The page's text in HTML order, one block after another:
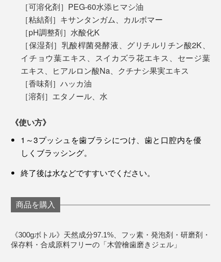
歯磨き後に余計な後味が残ることもなく、すぐにお茶や
コーヒーを飲んでも味が変わりません。
歯磨き剤としては価格がお高めですが、歯と口内の健康
を考えれば、投資価値は絶大。もう、普通の歯磨き粉に
は戻りたくたい！
［可溶化剤］PEG-60水添ヒマシ油
［粘結剤］キサンタンガム、カルボマー
［pH調整剤］水酸化K
［保湿剤］乳酸桿菌発酵液、グリチルリチン酸2K、
イチョウ葉エキス、スイカズラ花エキス、セージ葉
エキス、ヒアルロン酸Na、クチナシ果実エキス
［香味剤］ハッカ油
［溶剤］エタノール、水
《使い方》
1～3プッシュを歯ブラシにつけ、歯と口腔内を優
しくブラッシング。
終了後は水などですすいでください。
商品を購入
《300gボトル》天然成分97.1%、フッ素・発泡剤・研磨剤・
保存料・合成原料フリーの「木曽檜歯磨きジェル」